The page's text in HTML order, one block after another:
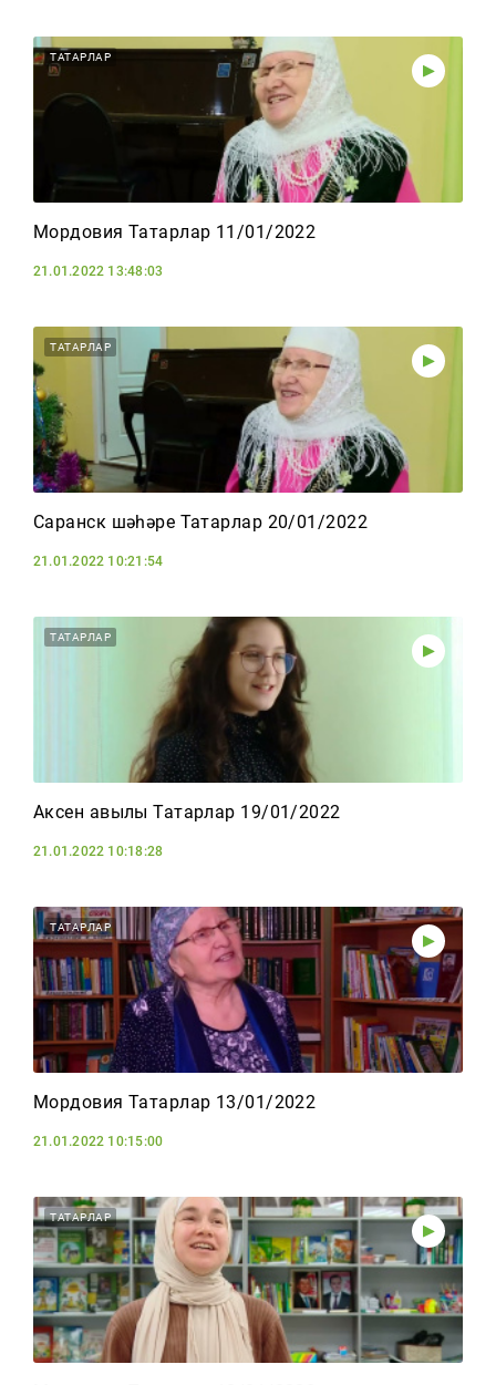
ТАТАРЛАР
Мордовия Татарлар 11/01/2022
21.01.2022 13:48:03
ТАТАРЛАР
Саранск шәһәре Татарлар 20/01/2022
21.01.2022 10:21:54
ТАТАРЛАР
Аксен авылы Татарлар 19/01/2022
21.01.2022 10:18:28
ТАТАРЛАР
Мордовия Татарлар 13/01/2022
21.01.2022 10:15:00
ТАТАРЛАР